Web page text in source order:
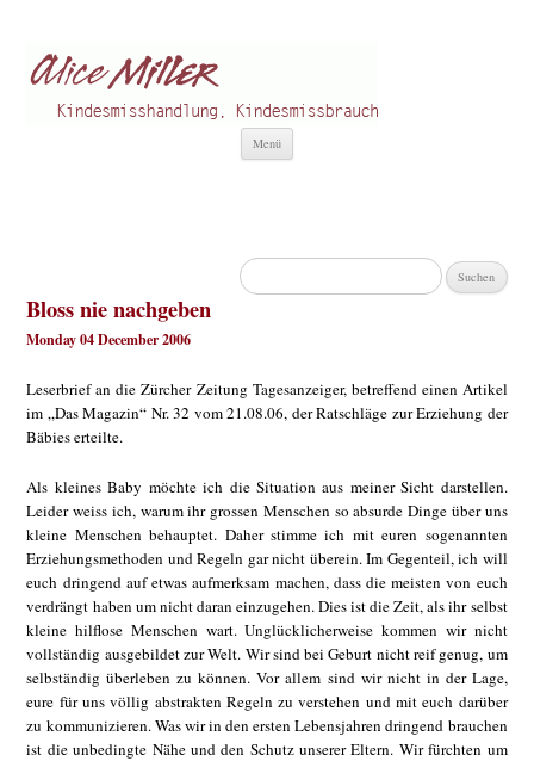
Menü
Suchen
nach:
Bloss nie nachgeben
Monday 04 December 2006
Leserbrief an die Zürcher Zeitung Tagesanzeiger, betreffend einen Artikel
im „Das Magazin“ Nr. 32 vom 21.08.06, der Ratschläge zur Erziehung der
Bäbies erteilte.
Als kleines Baby möchte ich die Situation aus meiner Sicht darstellen.
Leider weiss ich, warum ihr grossen Menschen so absurde Dinge über uns
kleine Menschen behauptet. Daher stimme ich mit euren sogenannten
Erziehungsmethoden und Regeln gar nicht überein. Im Gegenteil, ich will
euch dringend auf etwas aufmerksam machen, dass die meisten von euch
verdrängt haben um nicht daran einzugehen. Dies ist die Zeit, als ihr selbst
kleine hilflose Menschen wart. Unglücklicherweise kommen wir nicht
vollständig ausgebildet zur Welt. Wir sind bei Geburt nicht reif genug, um
selbständig überleben zu können. Vor allem sind wir nicht in der Lage,
eure für uns völlig abstrakten Regeln zu verstehen und mit euch darüber
zu kommunizieren. Was wir in den ersten Lebensjahren dringend brauchen
ist die unbedingte Nähe und den Schutz unserer Eltern. Wir fürchten um